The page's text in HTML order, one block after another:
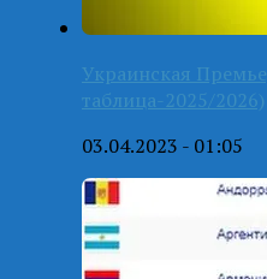
Украинская
таблица-2025/2026)
03.04.2023 - 01:05